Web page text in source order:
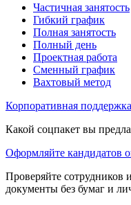
Частичная занятость
Гибкий график
Полная занятость
Полный день
Проектная работа
Сменный график
Вахтовый метод
Корпоративная
Какой соцпакет вы
Оформляйте кандидатов
Проверяйте сотрудников
документы без бумаг и